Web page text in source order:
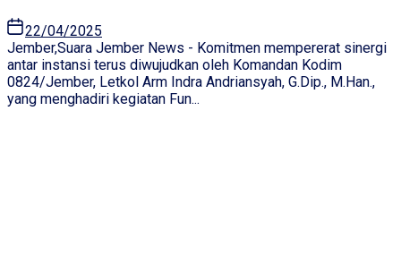
22/04/2025
Jember,Suara Jember News - Komitmen mempererat sinergi
antar instansi terus diwujudkan oleh Komandan Kodim
0824/Jember, Letkol Arm Indra Andriansyah, G.Dip., M.Han.,
yang menghadiri kegiatan Fun...